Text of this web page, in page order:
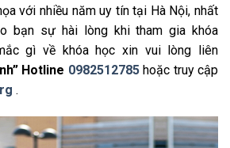
với nhiều năm uy tín tại Hà Nội, nhất
bạn sự hài lòng khi tham gia khóa
gì về khóa học xin vui lòng liên
Hotline 0982512785hoặc truy cập
.